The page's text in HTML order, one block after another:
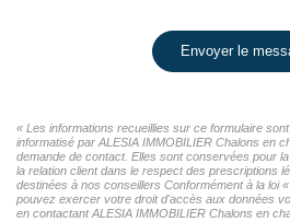
Envoyer le
« Les informations recueillies sur ce formulaire
informatisé par ALESIA IMMOBILIER Chalons en
demande de contact. Elles sont conservées pour
la relation client dans le respect des prescriptions
destinées à nos conseillers Conformément à la loi
pouvez exercer votre droit d'accès aux données
en contactant ALESIA IMMOBILIER Chalons en